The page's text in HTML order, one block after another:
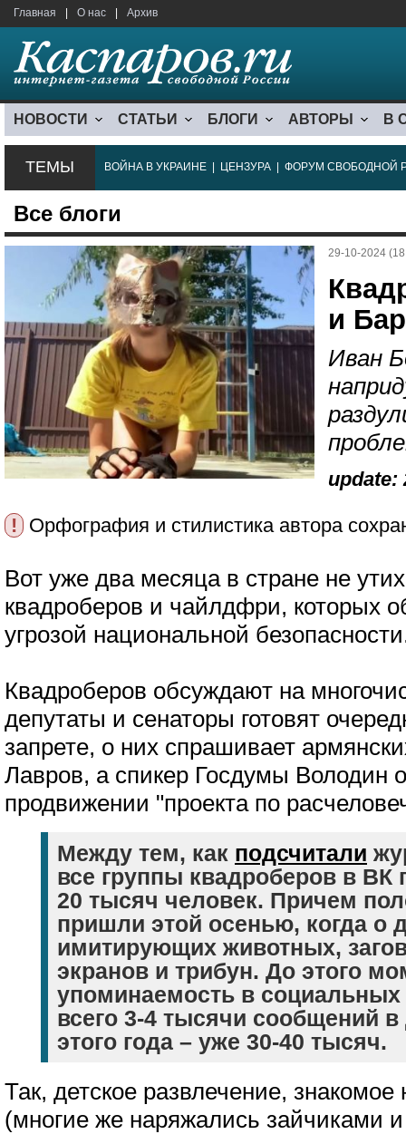
Главная О нас Архив
НОВОСТИ СТАТЬИ БЛОГИ АВТОРЫ В
ТЕМЫ ВОЙНА В УКРАИНЕ ЦЕНЗУРА ФОРУМ СВОБОДНОЙ
Все блоги
29-10-2024
и
Иван
update:
! Орфография и стилистика автора
Вот уже два месяца в стране не
квадроберов и чайлдфри, которых
угрозой национальной
Квадроберов обсуждают на
депутаты и сенаторы готовят
запрете, о них спрашивает
Лавров, а спикер Госдумы Володин
продвижении "проекта по
Между тем, как подсчитали
все группы квадроберов в
20 тысяч человек. Причем
пришли этой осенью, когда о
имитирующих животных,
экранов и трибун. До этого
упоминаемость в социальных
всего 3-4 тысячи сообщений в
этого года – уже 30-40 тысяч.
Так, детское развлечение,
(многие же наряжались зайчиками